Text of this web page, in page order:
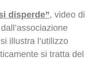
disperde”, video di
illustra l’utilizzo
si tratta del